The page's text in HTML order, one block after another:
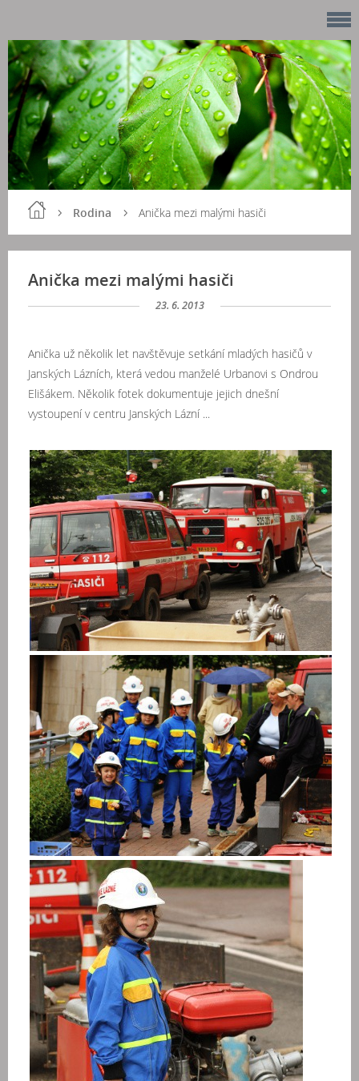
Rodina Anička mezi malými hasiči
Anička mezi malými hasiči
23. 6. 2013
Anička už několik let navštěvuje setkání mladých hasičů v
Janských Lázních, která vedou manželé Urbanovi s Ondrou
Elišákem. Několik fotek dokumentuje jejich dnešní
vystoupení v centru Janských Lázní ...